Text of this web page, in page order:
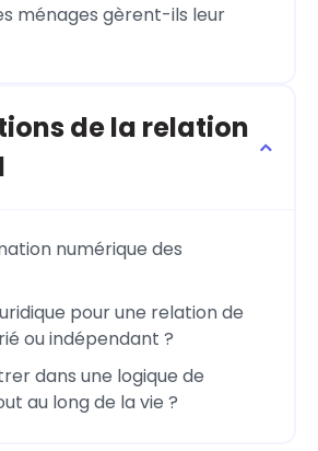
ménages gèrent-ils leur
de la relation
numérique des
pour une relation de
ou indépendant ?
dans une logique de
au long de la vie ?